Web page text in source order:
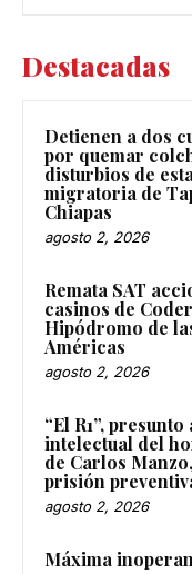
Destacadas
Detienen a dos
por quemar
disturbios de
migratoria de
Chiapas
agosto 2, 2026
Remata SAT
casinos de
Hipódromo de
Américas
agosto 2, 2026
“El R1”,
intelectual del
de Carlos
prisión
agosto 2, 2026
Máxima